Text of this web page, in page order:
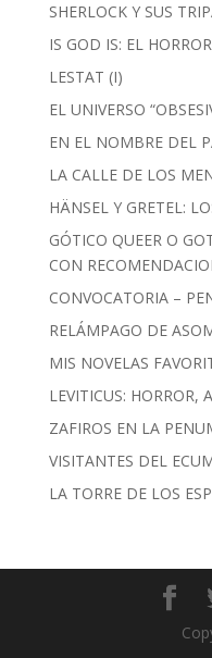
SHERLOCK Y SUS
IS GOD IS: EL
LESTAT (I)
EL UNIVERSO
EN EL NOMBRE DEL
LA CALLE DE LOS
HÄNSEL Y GRETEL:
GÓTICO QUEER O
CON
CONVOCATORIA –
RELÁMPAGO DE
MIS NOVELAS
LEVITICUS: HORROR,
ZAFIROS EN LA
VISITANTES DEL
LA TORRE DE LOS